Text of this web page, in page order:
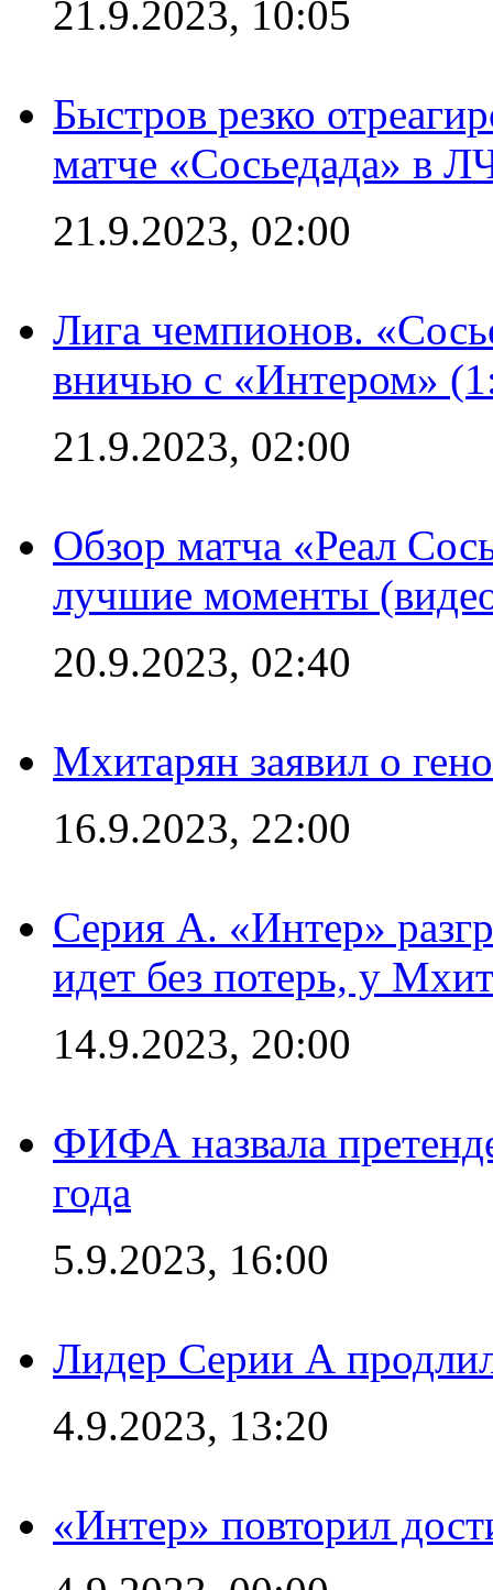
21.9.2023, 10:05
Быстров резко
матче «Сосьедада» в
21.9.2023, 02:00
Лига чемпионов.
вничью с «Интером»
21.9.2023, 02:00
Обзор матча «Реал
лучшие моменты
20.9.2023, 02:40
Мхитарян заявил о
16.9.2023, 22:00
Серия А. «Интер»
идет без потерь, у
14.9.2023, 20:00
ФИФА назвала
года
5.9.2023, 16:00
Лидер Серии А
4.9.2023, 13:20
«Интер» повторил